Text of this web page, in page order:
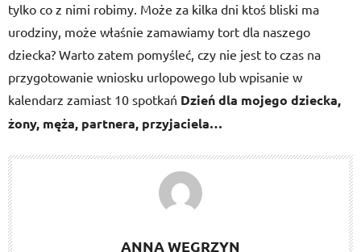
tylko co z nimi robimy. Może za kilka dni ktoś bliski ma
urodziny, może właśnie zamawiamy tort dla naszego
dziecka? Warto zatem pomyśleć, czy nie jest to czas na
przygotowanie wniosku urlopowego lub wpisanie w
kalendarz zamiast 10 spotkań Dzień dla mojego dziecka,
żony, męża, partnera, przyjaciela…
ANNA WĘGRZYN